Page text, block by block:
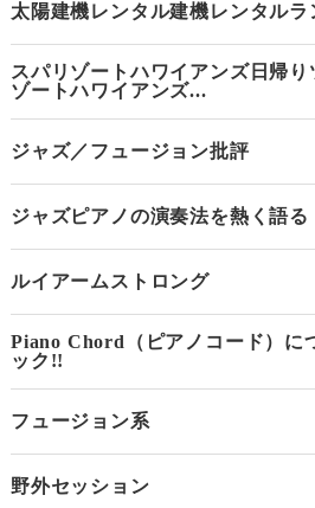
太陽建機レンタル建機レンタルラ
スパリゾートハワイアンズ日帰り
ゾートハワイアンズ...
ジャズ／フュージョン批評
ジャズピアノの演奏法を熱く語る
ルイアームストロング
Piano Chord（ピアノコード）に
ック!!
フュージョン系
野外セッション